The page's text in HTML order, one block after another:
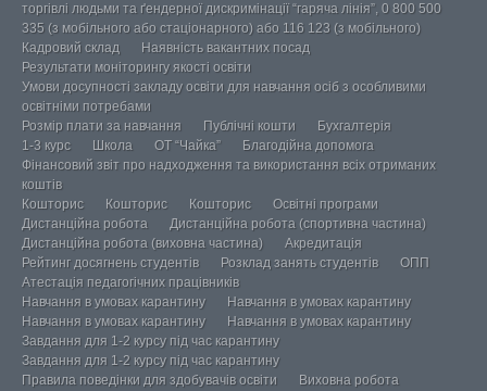
торгівлі людьми та ґендерної дискримінації “гаряча лінія”, 0 800 500
335 (з мобільного або стаціонарного) або 116 123 (з мобільного)
Кадровий склад
Наявність вакантних посад
Результати моніторингу якості освіти
Умови досупності закладу освіти для навчання осіб з особливими
освітніми потребами
Розмір плати за навчання
Публічні кошти
Бухгалтерія
1-3 курс
Школа ОТ “Чайка”
Благодійна допомога
Фінансовий звіт про надходження та використання всіх отриманих
коштів
Кошторис
Кошторис Кошторис
Освітні програми
Дистанційна робота
Дистанційна робота (спортивна частина)
Дистанційна робота (виховна частина)
Акредитація
Рейтинг досягнень студентів
Розклад занять студентів
ОПП
Атестація педагогічних працівників
Навчання в умовах карантину
Навчання в умовах карантину
Навчання в умовах карантину
Навчання в умовах карантину
Завдання для 1-2 курсу під час карантину
Завдання для 1-2 курсу під час карантину
Правила поведінки для здобувачів освіти
Виховна робота